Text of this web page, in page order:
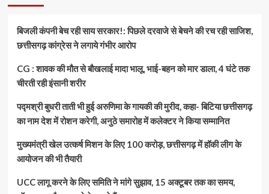
बिजली कंपनी बेच रही साय सरकार!: पिछले दरवाजे से बेचने की रच रही साजिश,
छत्तीसगढ़ कांग्रेस ने लगाये गंभीर आरोप
CG : शावक की मौत से बौखलाई मादा भालू, भाई-बहन को मार डाला, 4 घंटे तक
चीरती रही इंसानी शरीर
पद्मश्री बुधरी ताती भी हुई अरुणिमा के गायकी की मुरीद, कहा- बिटिया छत्तीसगढ़
का नाम देश में रोशन करेगी, अनुठे समारोह में कलेक्टर ने किया सम्मानित
मुख्यमंत्री खेल उत्कर्ष मिशन के लिए 100 करोड़, छत्तीसगढ़ में हॉकी लीग के
आयोजन की भी तैयारी
UCC लागू करने के लिए समिति ने मांगे सुझाव, 15 अक्टूबर तक का समय,